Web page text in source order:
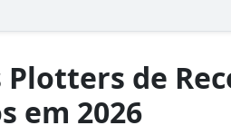
Plotters de
em 2026